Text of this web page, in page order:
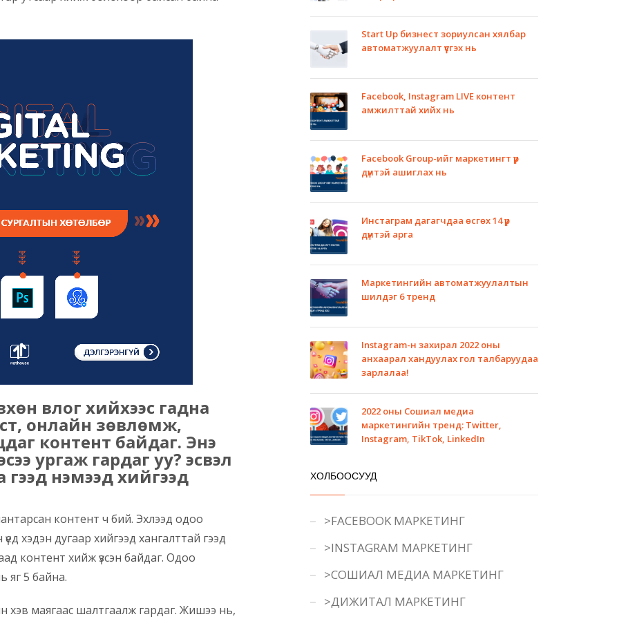
влог хийхээс гадна
онлайн зөвлөмж,
контент байдаг. Энэ
ургаж гардаг уу? эсвэл
гээд нэмээд хийгээд
контент ч бий. Эхлээд одоо
хэдэн дугаар хийгээд хангалттай гээд
контент хийж үзсэн байдаг. Одоо
яг 5 байна.
маягаас шалтгаалж гардаг. Жишээ нь,
Start Up бизнест зориулсан хялбар
автоматжуулалт үүсгэх нь
Facebook, Instagram LIVE контент
амжилттай хийх нь
Facebook Group-ийг маркетингт үр
дүнтэй ашиглах нь
Инстаграм дагагчдаа өсгөх 14 үр
дүнтэй арга
Маркетингийн автоматжуулалтын
шилдэг 6 тренд
Instagram-н захирал 2022 оны
анхаарал хандуулах гол талбаруудаа
зарлалаа!
2022 оны Сошиал медиа
маркетингийн тренд: Twitter,
Instagram, TikTok, LinkedIn
ХОЛБООСУУД
>FACEBOOK МАРКЕТИНГ
>INSTAGRAM МАРКЕТИНГ
>СОШИАЛ МЕДИА МАРКЕТИНГ
>ДИЖИТАЛ МАРКЕТИНГ